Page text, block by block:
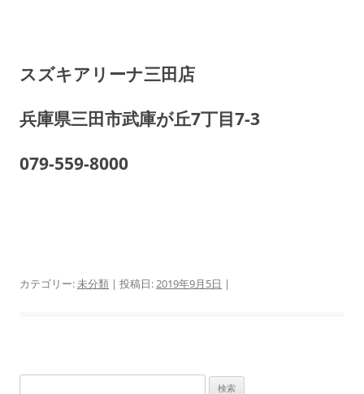
スズキアリーナ三田店
兵庫県三田市武庫が丘7丁目7-3
079-559-8000
カテゴリー: 未分類 | 投稿日: 2019年9月5日 |